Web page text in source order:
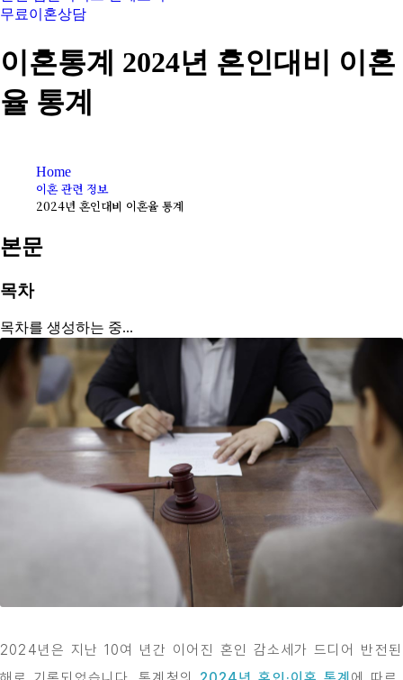
무료이혼상담
이혼통계 2024년 혼인대비 이혼
율 통계
Home
이혼 관련 정보
2024년 혼인대비 이혼율 통계
본문
목차
목차를 생성하는 중...
2024년은 지난 10여 년간 이어진 혼인 감소세가 드디어 반전된